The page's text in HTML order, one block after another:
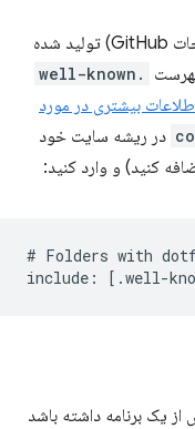
اگر وب سایت شما توسط Jekyll (مانند صفحات GitHub) تولید شده
.well-known
بیشتری در مورد
در ریشه سایت خود
کنید) و وارد کنید:
# Folders with
یک برنامه داشته باشد